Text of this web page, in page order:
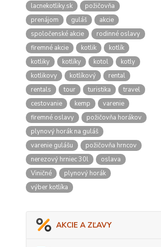
lacnekotliky.sk
požičovňa
prenájom
guláš
akcie
spoločenské akcie
rodinné oslavy
firemné akcie
kotlik
kotlík
kotliky
kotlíky kotol
kotly
kotlikovy
kotlíkový
rental
rentals
tour turistika
travel
cestovanie
kemp
varenie
firemné oslavy
požičovňa horákov
plynový horák na guláš
varenie gulášu
požičovňa hrncov
nerezový hrniec 30l
oslava
Viničné
plynový horák
výber kotlíka
AKCIE A ZĽAVY